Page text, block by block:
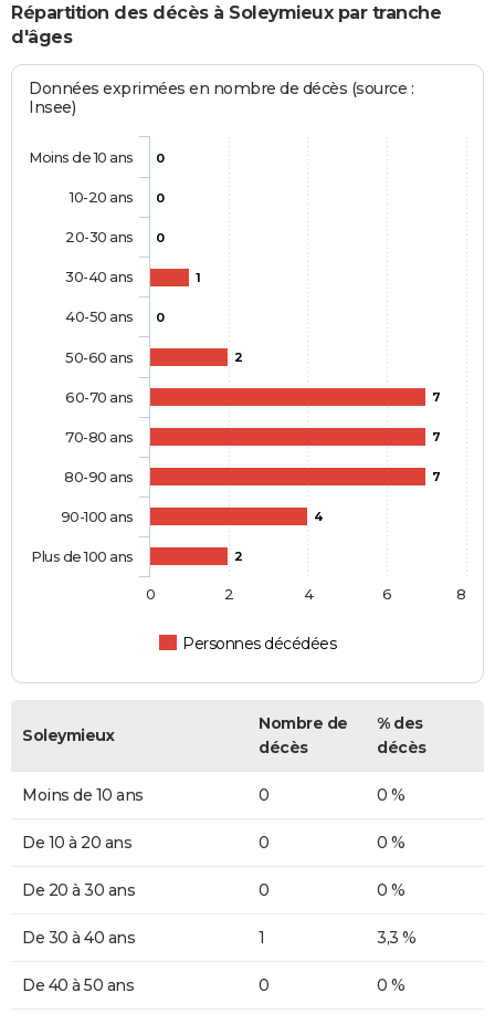
Répartition des décès à Soleymieux par tranche
d'âges
Données exprimées en nombre de décès (source :
Insee)
0
0
0
1
0
2
7
7
7
4
2
Personnes décédées
Moins de 10 ans
10-20 ans
20-30 ans
30-40 ans
40-50 ans
50-60 ans
60-70 ans
70-80 ans
80-90 ans
90-100 ans
Plus de 100 ans
0 2 4 6 8
Soleymieux
Nombre de
décès
% des
décès
Moins de 10 ans 0 0 %
De 10 à 20 ans 0 0 %
De 20 à 30 ans 0 0 %
De 30 à 40 ans 1 3,3 %
De 40 à 50 ans 0 0 %